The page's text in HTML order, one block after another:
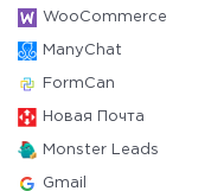
WooCommerce
ManyChat
FormCan
Новая Почта
Monster Leads
Gmail